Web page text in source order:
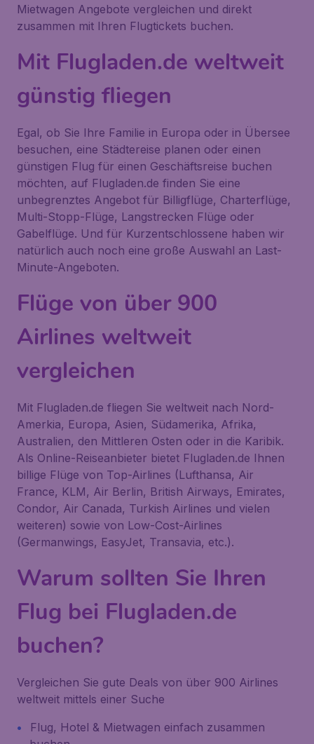
Mietwagen Angebote vergleichen und direkt
zusammen mit Ihren Flugtickets buchen.
Mit Flugladen.de weltweit
günstig fliegen
Egal, ob Sie Ihre Familie in Europa oder in Übersee
besuchen, eine Städtereise planen oder einen
günstigen Flug für einen Geschäftsreise buchen
möchten, auf Flugladen.de finden Sie eine
unbegrenztes Angebot für Billigflüge, Charterflüge,
Multi-Stopp-Flüge, Langstrecken Flüge oder
Gabelflüge. Und für Kurzentschlossene haben wir
natürlich auch noch eine große Auswahl an Last-
Minute-Angeboten.
Flüge von über 900
Airlines weltweit
vergleichen
Mit Flugladen.de fliegen Sie weltweit nach Nord-
Amerkia, Europa, Asien, Südamerika, Afrika,
Australien, den Mittleren Osten oder in die Karibik.
Als Online-Reiseanbieter bietet Flugladen.de Ihnen
billige Flüge von Top-Airlines (Lufthansa, Air
France, KLM, Air Berlin, British Airways, Emirates,
Condor, Air Canada, Turkish Airlines und vielen
weiteren) sowie von Low-Cost-Airlines
(Germanwings, EasyJet, Transavia, etc.).
Warum sollten Sie Ihren
Flug bei Flugladen.de
buchen?
Vergleichen Sie gute Deals von über 900 Airlines
weltweit mittels einer Suche
Flug, Hotel & Mietwagen einfach zusammen